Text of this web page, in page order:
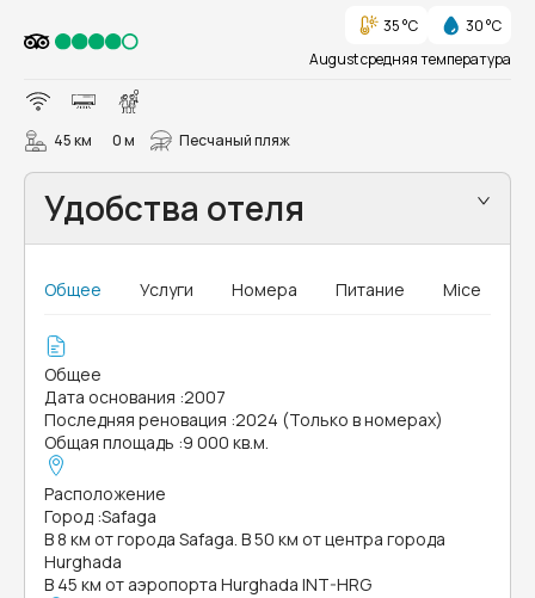
35 °C
30 °C
August средняя температура
45 км 0 м Песчаный пляж
Удобства отеля
Общее Услуги Номера Питание Mice
Общее
Дата основания :2007
Последняя реновация :2024 (Только в номерах)
Общая площадь :9 000 кв.м.
Расположение
Город :Safaga
В 8 км от города Safaga. В 50 км от центра города
Hurghada
В 45 км от аэропорта Hurghada INT-HRG